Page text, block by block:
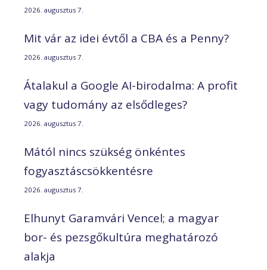
2026. augusztus 7.
Mit vár az idei évtől a CBA és a Penny?
2026. augusztus 7.
Átalakul a Google AI-birodalma: A profit
vagy tudomány az elsődleges?
2026. augusztus 7.
Mától nincs szükség önkéntes
fogyasztáscsökkentésre
2026. augusztus 7.
Elhunyt Garamvári Vencel; a magyar
bor- és pezsgőkultúra meghatározó
alakja